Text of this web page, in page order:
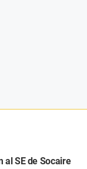
al SE de Socaire